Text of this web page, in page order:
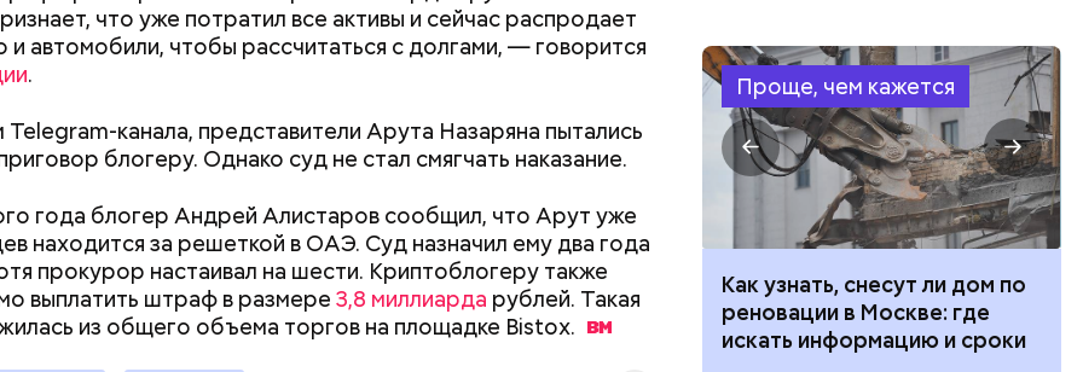
что уже потратил все активы и сейчас распродает
и автомобили, чтобы рассчитаться с долгами, — говорится
.
канала, представители Арута Назаряна пытались
блогеру. Однако суд не стал смягчать наказание.
года блогер Андрей Алистаров сообщил, что Арут уже
находится за решеткой в ОАЭ. Суд назначил ему два года
прокурор настаивал на шести. Криптоблогеру также
выплатить штраф в размере 3,8 миллиарда рублей. Такая
из общего объема торгов на площадке Bistox.
Проще, чем кажется
Как поменять батареи дома и
не получить штраф
Как получить до 100 тысяч
рублей от государства при
трудной ситуации: кто может
Как узнать, снесут ли дом по
реновации в Москве: где
искать информацию и сроки